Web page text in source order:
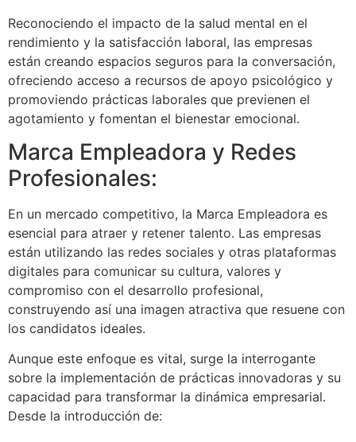
Reconociendo el impacto de la salud mental en el
rendimiento y la satisfacción laboral, las empresas
están creando espacios seguros para la conversación,
ofreciendo acceso a recursos de apoyo psicológico y
promoviendo prácticas laborales que previenen el
agotamiento y fomentan el bienestar emocional.
Marca Empleadora y Redes
Profesionales:
En un mercado competitivo, la Marca Empleadora es
esencial para atraer y retener talento. Las empresas
están utilizando las redes sociales y otras plataformas
digitales para comunicar su cultura, valores y
compromiso con el desarrollo profesional,
construyendo así una imagen atractiva que resuene con
los candidatos ideales.
Aunque este enfoque es vital, surge la interrogante
sobre la implementación de prácticas innovadoras y su
capacidad para transformar la dinámica empresarial.
Desde la introducción de: